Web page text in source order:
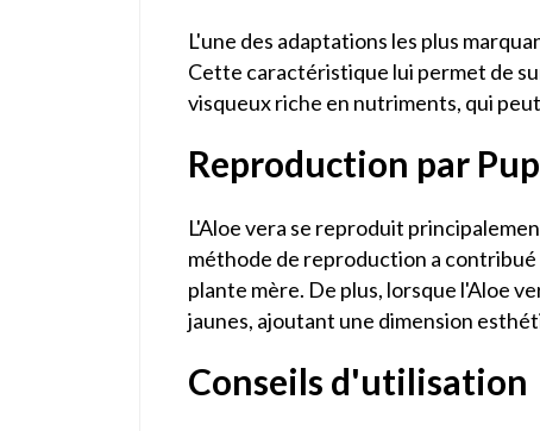
L'une des adaptations les plus
Cette caractéristique lui permet de
visqueux riche en nutriments, qui
Reproduction par
L'Aloe vera se reproduit
méthode de reproduction a contribué
plante mère. De plus, lorsque l'Aloe
jaunes, ajoutant une dimension
Conseils d'utilisation